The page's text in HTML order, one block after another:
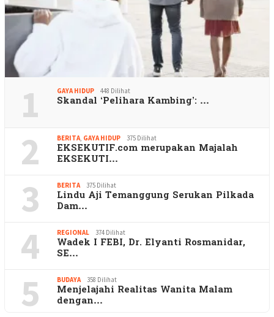
1 GAYA HIDUP 448 Dilihat
Skandal ‘Pelihara Kambing’: …
2 BERITA, GAYA HIDUP 375 Dilihat
EKSEKUTIF.com merupakan Majalah
EKSEKUTI…
3 BERITA 375 Dilihat
Lindu Aji Temanggung Serukan Pilkada
Dam…
4 REGIONAL 374 Dilihat
Wadek I FEBI, Dr. Elyanti Rosmanidar,
SE…
5 BUDAYA 358 Dilihat
Menjelajahi Realitas Wanita Malam
dengan…